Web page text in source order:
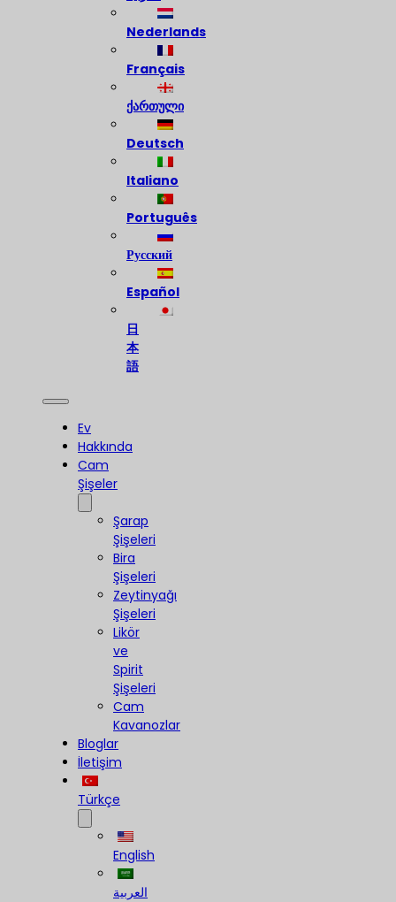
Nederlands
Français
ქართული
Deutsch
Italiano
Português
Русский
Español
日
本
語
Ev
Hakkında
Cam
Şişeler
Şarap
Şişeleri
Bira
Şişeleri
Zeytinyağı
Şişeleri
Likör
ve
Spirit
Şişeleri
Cam
Kavanozlar
Bloglar
İletişim
Türkçe
English
العربية